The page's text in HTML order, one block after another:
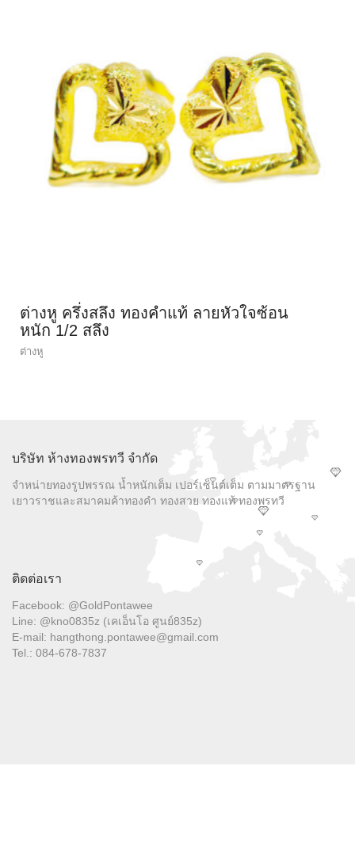
ต่างหู ครึ่งสลึง ทองคำแท้ ลายหัวใจซ้อน
หนัก 1/2 สลึง
บริษัท ห้างทองพรทวี จำกัด
จำหน่ายทองรูปพรรณ น้ำหนักเต็ม เปอร์เซ็นต์เต็ม ตามมาตรฐาน
เยาวราชและสมาคมค้าทองคำ ทองสวย ทองแท้ ทองพรทวี
ติดต่อเรา
Line: @kno0835z (เคเอ็นโอ ศูนย์835z)
E-mail: hangthong.pontawee@gmail.com
Tel.: 084-678-7837